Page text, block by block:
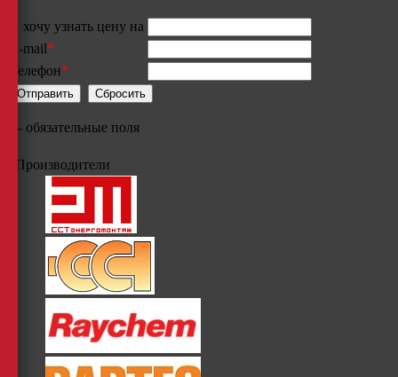
Я хочу узнать цену на
E-mail*
Телефон*
- обязательные поля
Производители